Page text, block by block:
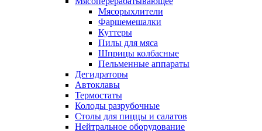
Мясорыхлители
Фаршемешалки
Куттеры
Пилы для мяса
Шприцы колбасные
Пельменные аппараты
Дегидраторы
Автоклавы
Термостаты
Колоды разрубочные
Столы для пиццы и салатов
Нейтральное оборудование